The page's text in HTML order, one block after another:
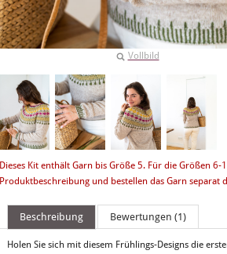
Vollbild
Dieses Kit enthält Garn bis Größe 5. Für die Größen
Produktbeschreibung und bestellen das Garn separat
Beschreibung Bewertungen (1)
Holen Sie sich mit diesem Frühlings-Designs die